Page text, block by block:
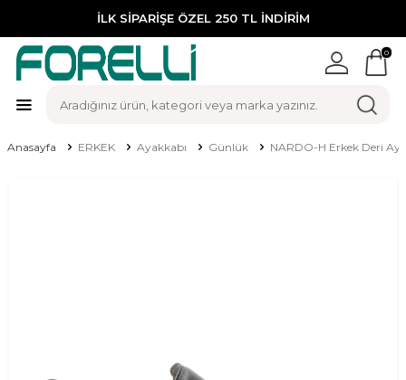
İLK SİPARİŞE ÖZEL 250 TL İNDİRİM
0
Anasayfa ERKEK Ayakkabı Günlük NARDO-H Erkek Deri